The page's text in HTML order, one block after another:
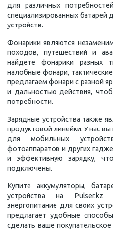
для различных
специализированных батарей
устройств.
Фонарики являются
походов, путешествий и
найдете фонарики разных
налобные фонари,
предлагаем фонари с разной
и дальностью действия,
потребности.
Зарядные устройства также
продуктовой линейки. У нас
для мобильных
фотоаппаратов и других
и эффективную зарядку,
подключены.
Купите аккумуляторы,
устройства на
энергопитание для своих
предлагает удобные
сделать ваше